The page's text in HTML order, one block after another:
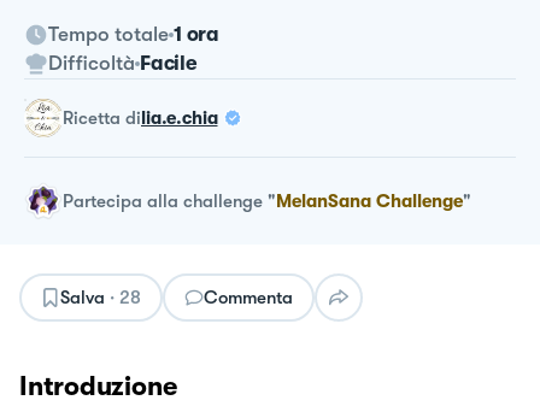
Tempo totale 1 ora
Difficoltà Facile
ricetta dilia.e.chia
Partecipa alla challenge "MelanSana Challenge"
Salva · 28 Commenta
Introduzione